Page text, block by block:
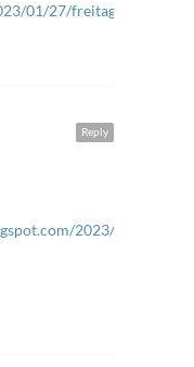
01/27/freitags-
Reply
2023/01/freitags-